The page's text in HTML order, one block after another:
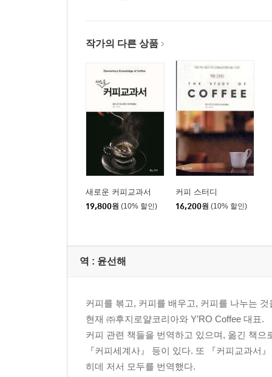
작가의 다른 상품
새로운 커피교과서
19,800원 (10% 할인)
커피 스터디
16,200원 (10% 할인)
역 : 윤선해
커피를 볶고, 커피를 배우고, 커피를 나누는
현재 ㈜후지로얄코리아와 Y’RO Coffee 대표.
커피 관련 책들을 번역하고 있으며, 옮긴 책
『커피세계사』 등이 있다. 또 『커피교과서
히데 저서 모두를 번역했다.